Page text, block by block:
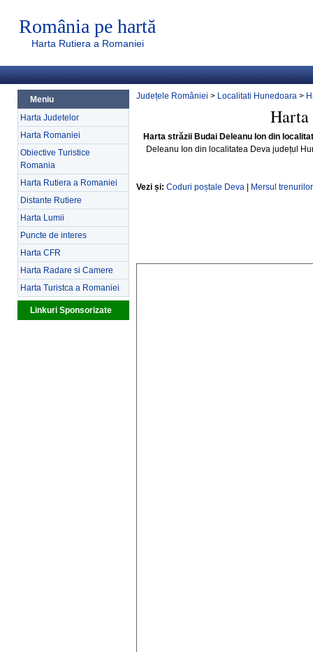
România pe hartă
Harta Rutiera a Romaniei
Meniu
Harta Judetelor
Harta Romaniei
Obiective Turistice
Romania
Harta Rutiera a Romaniei
Distante Rutiere
Harta Lumii
Puncte de interes
Harta CFR
Harta Radare si Camere
Harta Turistca a Romaniei
Linkuri Sponsorizate
Județele României > Localitati Hunedoara >
Harta
Harta străzii Budai Deleanu Ion din
Deleanu Ion din localitatea Deva județul
Vezi și: Coduri poștale Deva Mersul